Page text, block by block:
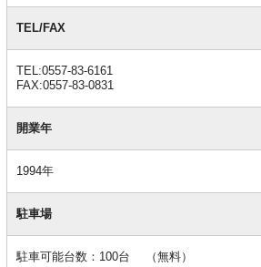
TEL/FAX
TEL:0557-83-6161
FAX:0557-83-0831
開業年
1994年
駐車場
駐車可能台数：100台 （無料）